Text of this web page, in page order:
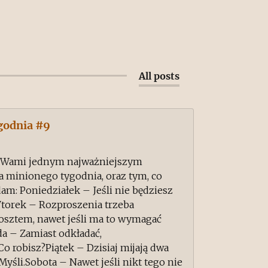
All posts
#9
jednym najważniejszym
minionego tygodnia, oraz tym, co
Poniedziałek – Jeśli nie będziesz
– Rozproszenia trzeba
nawet jeśli ma to wymagać
– Zamiast odkładać,
robisz?Piątek – Dzisiaj mijają dwa
– Nawet jeśli nikt tego nie